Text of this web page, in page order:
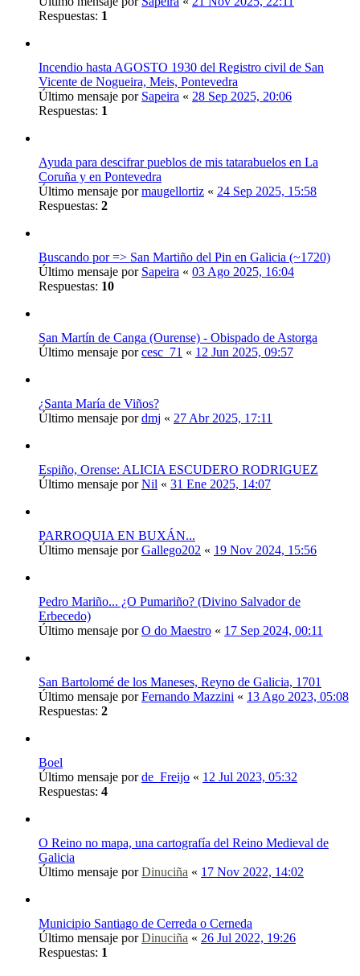
Respuestas: 1
Incendio hasta AGOSTO 1930 del Registro civil de San
Vicente de Nogueira, Meis, Pontevedra
Último mensaje por Sapeira « 28 Sep 2025, 20:06
Respuestas: 1
Ayuda para descifrar pueblos de mis tatarabuelos en La
Coruña y en Pontevedra
Último mensaje pormaugellortiz « 24 Sep 2025, 15:58
Respuestas: 2
Buscando por => San Martiño del Pin en Galicia (~1720)
Último mensaje por Sapeira « 03 Ago 2025, 16:04
Respuestas: 10
San Martín de Canga (Ourense) - Obispado de Astorga
Último mensaje porcesc_71 « 12 Jun 2025, 09:57
¿Santa María de Viños?
Último mensaje pordmj « 27 Abr 2025, 17:11
Espiño, Orense: ALICIA ESCUDERO RODRIGUEZ
Último mensaje porNil « 31 Ene 2025, 14:07
PARROQUIA EN BUXÁN...
Último mensaje porGallego202 « 19 Nov 2024, 15:56
Pedro Mariño... ¿O Pumariño? (Divino Salvador de
Erbecedo)
Último mensaje porO do Maestro « 17 Sep 2024, 00:11
San Bartolomé de los Maneses, Reyno de Galicia, 1701
Último mensaje porFernando Mazzini « 13 Ago 2023, 05:08
Respuestas: 2
Boel
Último mensaje porde_Freijo « 12 Jul 2023, 05:32
Respuestas: 4
O Reino no mapa, una cartografía del Reino Medieval de
Galicia
Último mensaje porDinuciña « 17 Nov 2022, 14:02
Municipio Santiago de Cerreda o Cerneda
Último mensaje porDinuciña « 26 Jul 2022, 19:26
Respuestas: 1